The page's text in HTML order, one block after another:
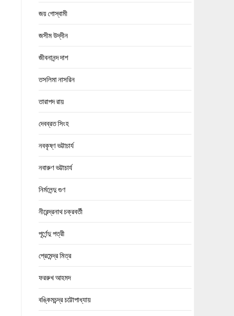
জয় গোস্বামী
জসীম উদ্‌দীন
জীবনানন্দ দাশ
তসলিমা নাসরিন
তারাপদ রায়
দেবব্রত সিংহ
নবকৃষ্ণ ভট্টাচার্য
নবারুণ ভট্টাচার্য
নির্মলেন্দু গুণ
নীরেন্দ্রনাথ চক্রবর্তী
পূর্ণেন্দু পত্রী
প্রেমেন্দ্র মিত্র
ফররুখ আহমদ
বঙ্কিমচন্দ্র চট্টোপাধ্যায়